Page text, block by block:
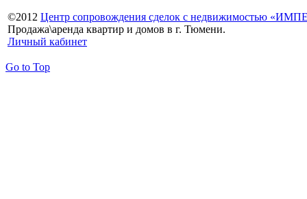
©2012 Центр сопровождения сделок с недвижимостью
Продажа\аренда квартир и домов в г. Тюмени.
Личный кабинет
Go to Top